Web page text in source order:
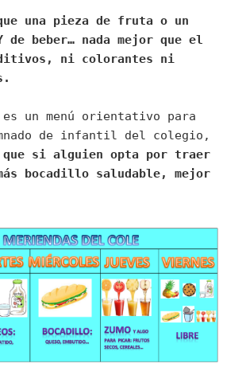
una pieza de fruta o un
beber… nada mejor que el
ni colorantes ni
es un menú orientativo para
de infantil del colegio,
que si alguien opta por traer
bocadillo saludable, mejor